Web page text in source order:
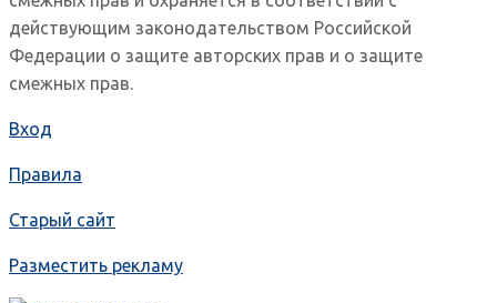
действующим законодательством Российской
Федерации о защите авторских прав и о защите
смежных прав.
Вход
Правила
Старый сайт
Разместить рекламу